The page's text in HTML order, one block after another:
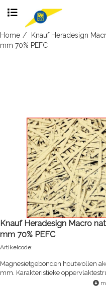
Skip
to
Home
Knauf Heradesign
mm 70% PEFC
Knauf Heradesign Macro
mm 70% PEFC
Artikelcode:
Magnesietgebonden houtwollen
mm. Karakteristieke